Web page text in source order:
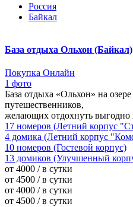
Россия
Байкал
База отдыха Ольхон (Байкал)
Покупка Онлайн
1 фото
База отдыха «Ольхон» на
путешественников,
желающих отдохнуть выгодно
17 номеров (Летний корпус
4 домика (Летний корпус
10 номеров (Гостевой корпус)
13 домиков (Улучшенный
от 4000 / в сутки
от 4500 / в сутки
от 4000 / в сутки
от 4500 / в сутки